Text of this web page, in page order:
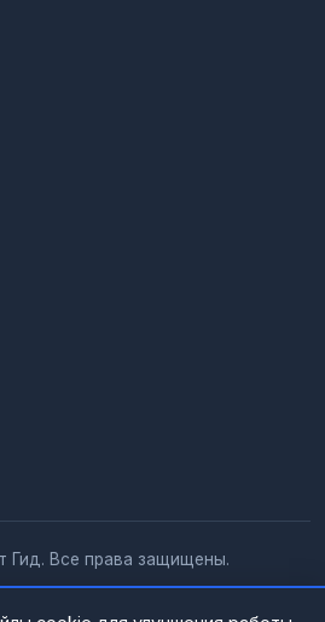
Гид. Все права защищены.